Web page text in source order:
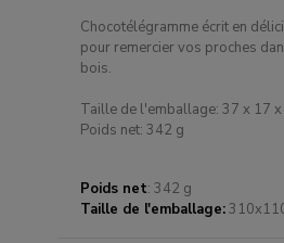
Chocotélégramme écrit en
pour remercier vos proches
bois.
Taille de l'emballage: 37 x 17 x
Poids net: 342 g
Poids net: 342 g
Taille de l'emballage: